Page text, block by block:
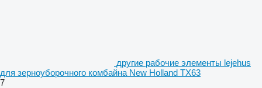
другие рабочие элементы lejehus
для зерноуборочного комбайна New Holland TX63
7